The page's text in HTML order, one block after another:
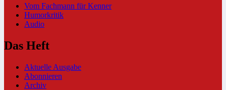
Vom Fachmann für Kenner
Humorkritik
Audio
Das Heft
Aktuelle Ausgabe
Abonnieren
Archiv